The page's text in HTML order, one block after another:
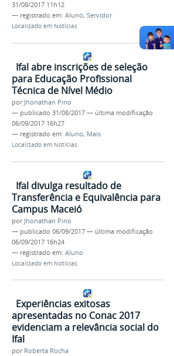
31/08/2017 11h12
— registrado em: Aluno, Servidor
Localizado em Notícias
Ifal abre inscrições de seleção
para Educação Profissional
Técnica de Nível Médio
por Jhonathan Pino
— publicado 31/08/2017 — última modificação
06/09/2017 16h27
— registrado em: Aluno, Mais
Localizado em Notícias
Ifal divulga resultado de
Transferência e Equivalência para
Campus Maceió
por Jhonathan Pino
— publicado 06/09/2017 — última modificação
06/09/2017 16h24
— registrado em: Aluno
Localizado em Notícias
Experiências exitosas
apresentadas no Conac 2017
evidenciam a relevância social do
Ifal
por Roberta Rocha